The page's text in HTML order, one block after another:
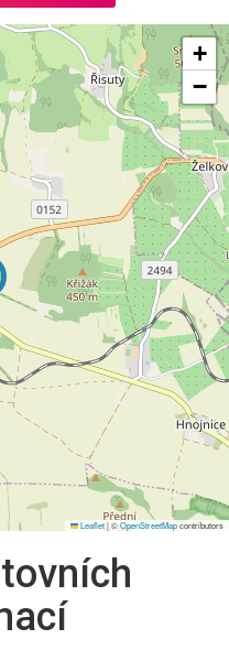
+
−
Leaflet|©OpenStreetMapcontributors